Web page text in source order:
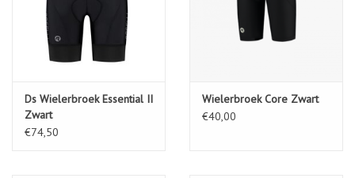
Ds Wielerbroek Essential II
Zwart
€74,50
Wielerbroek Core Zwart
€40,00